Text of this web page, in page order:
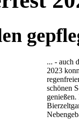
... - auch
2023
schönen